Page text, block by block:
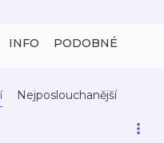
INFO PODOBNÉ
Nejposlouchanější